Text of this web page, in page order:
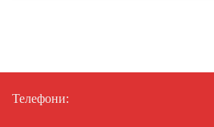
Телефони: